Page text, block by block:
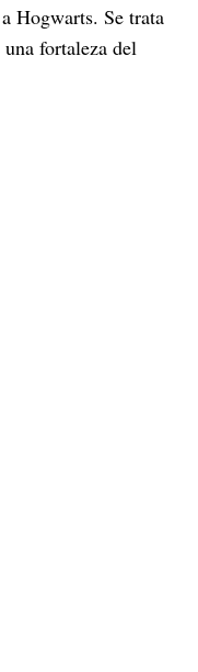
Hogwarts. Se trata
fortaleza del